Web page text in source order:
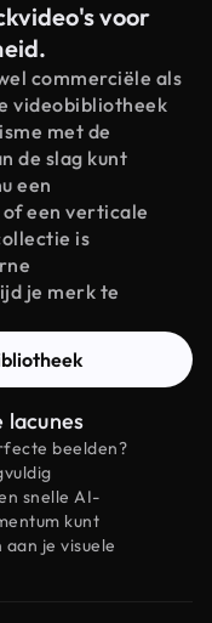
voor
commerciële als
videobibliotheek
met de
de slag kunt
een
een verticale
is
je merk te
lacunes
beelden?
snelle AI-
kunt
je visuele